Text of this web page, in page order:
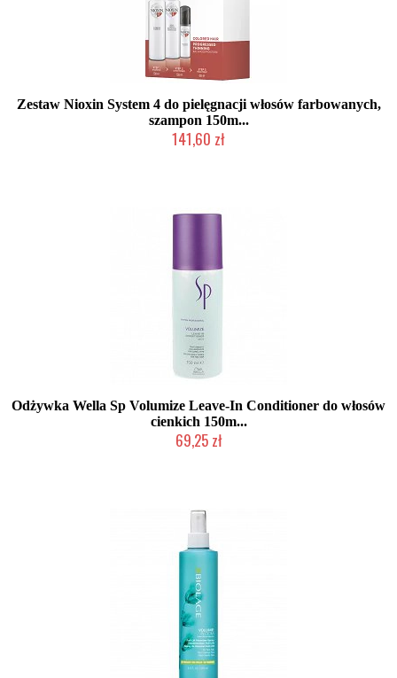
Zestaw Nioxin System 4 do pielęgnacji włosów farbowanych,
szampon 150m...
141,60 zł
Odżywka Wella Sp Volumize Leave-In Conditioner do włosów
cienkich 150m...
69,25 zł